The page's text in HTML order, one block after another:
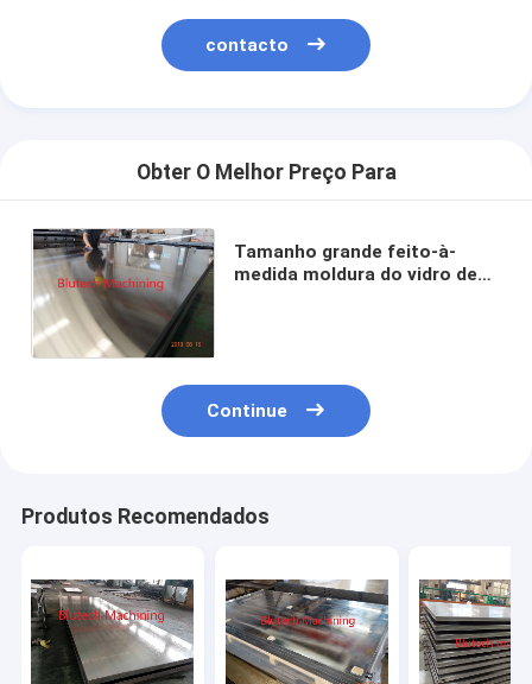
contacto
Obter O Melhor Preço Para
Tamanho grande feito-à-
medida moldura do vidro de
Continue
Produtos Recomendados